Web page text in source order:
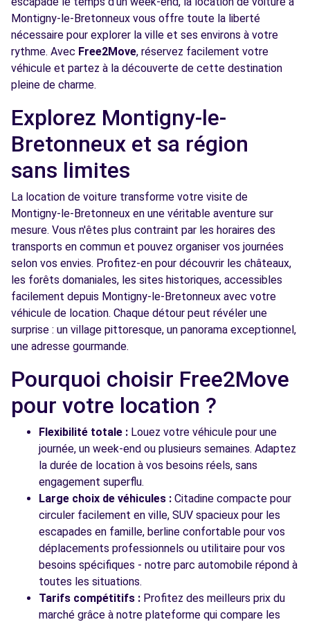
Voir l'agence
Free2Move Rent - GARAGE DE LA CHAINE -
PLAISIR (C)
7.0
km
1264 RUE JULES REGNIER
Voir l'agence
JOUARS-PONTCHARTRAIN (C)
5 ROUTE DE MOULIN NEUF
JOUARS-PONTCHARTRAIN, 78760
Voir l'agence
Free2Move Rent - TRUJAS SAS -
COIGNIERES (C)
8.9
km
1 BOULEVARD DES ARPENTS
Voir l'agence
Voir toutes les agences
Montigny-le-Bretonneux vous offre toute la liberté
nécessaire pour explorer la ville et ses environs à votre
rythme. Avec Free2Move, réservez facilement votre
véhicule et partez à la découverte de cette destination
pleine de charme.
Explorez Montigny-le-
Bretonneux et sa région
sans limites
La location de voiture transforme votre visite de
Montigny-le-Bretonneux en une véritable aventure sur
mesure. Vous n'êtes plus contraint par les horaires des
transports en commun et pouvez organiser vos journées
selon vos envies. Profitez-en pour découvrir les châteaux,
les forêts domaniales, les sites historiques, accessibles
facilement depuis Montigny-le-Bretonneux avec votre
véhicule de location. Chaque détour peut révéler une
surprise : un village pittoresque, un panorama exceptionnel,
une adresse gourmande.
Pourquoi choisir Free2Move
pour votre location ?
Flexibilité totale : Louez votre véhicule pour une
journée, un week-end ou plusieurs semaines. Adaptez
la durée de location à vos besoins réels, sans
engagement superflu.
Large choix de véhicules : Citadine compacte pour
circuler facilement en ville, SUV spacieux pour les
escapades en famille, berline confortable pour vos
déplacements professionnels ou utilitaire pour vos
besoins spécifiques - notre parc automobile répond à
toutes les situations.
Tarifs compétitifs : Profitez des meilleurs prix du
marché grâce à notre plateforme qui compare les